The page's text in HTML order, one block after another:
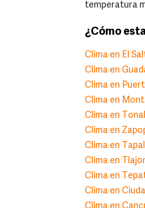
temperatura
¿Cómo
Clima en El
Clima en
Clima en
Clima en
Clima en
Clima en
Clima en
Clima en
Clima en
Clima en